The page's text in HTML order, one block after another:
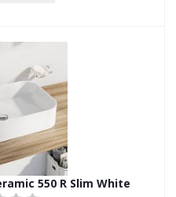
550 R Slim White